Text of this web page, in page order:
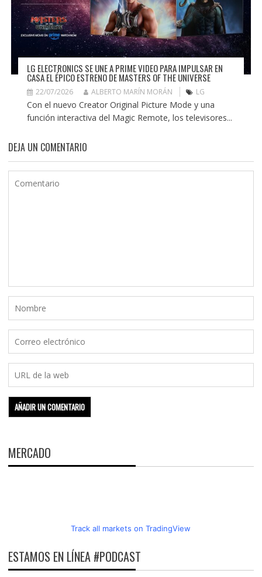
LG ELECTRONICS SE UNE A PRIME VIDEO PARA IMPULSAR EN
CASA EL ÉPICO ESTRENO DE MASTERS OF THE UNIVERSE
22/07/2026 ALBERTO MARÍN MORÁN LG
Con el nuevo Creator Original Picture Mode y una
función interactiva del Magic Remote, los televisores...
DEJA UN COMENTARIO
MERCADO
Track all markets on TradingView
ESTAMOS EN LÍNEA #PODCAST